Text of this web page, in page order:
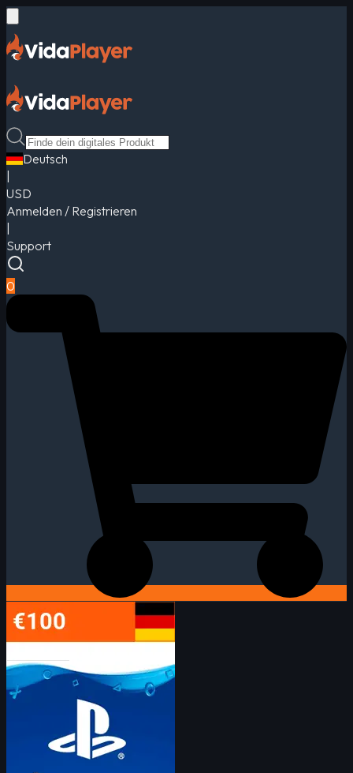
Deutsch
USD
Anmelden / Registrieren
Support
0